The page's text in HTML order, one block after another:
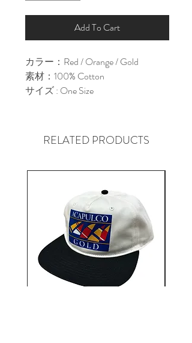
Add To Cart
カラー：Red / Orange / Gold
素材：100% Cotton
サイズ : One Size
RELATED PRODUCTS